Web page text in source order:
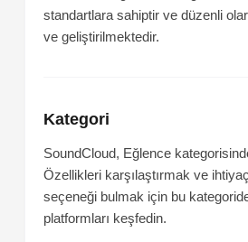
standartlara sahiptir ve düzenli
ve geliştirilmektedir.
Kategori
SoundCloud, Eğlence
Özellikleri karşılaştırmak ve
seçeneği bulmak için bu
platformları keşfedin.